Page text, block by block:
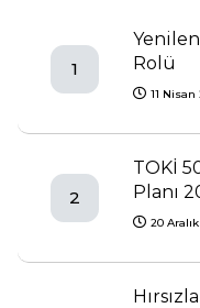
1
Rolü
11 Nisan
2
TOKİ
Planı
20